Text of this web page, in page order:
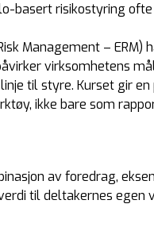
basert risikostyring
Management –
virksomhetens
til styre. Kurset gir
ikke bare som
av foredrag,
til deltakernes egen